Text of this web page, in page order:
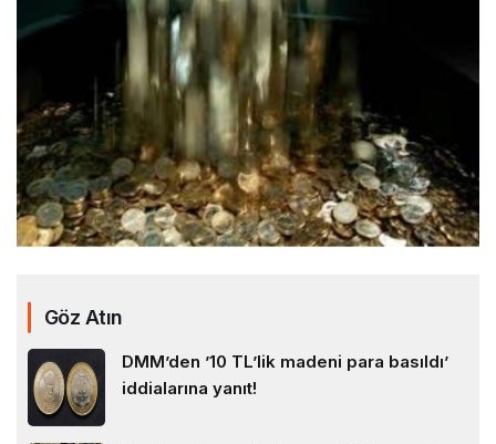
Göz Atın
DMM’den ’10 TL’lik madeni para basıldı’
iddialarına yanıt!